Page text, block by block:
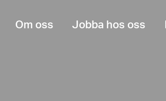
Om oss Jobba hos oss